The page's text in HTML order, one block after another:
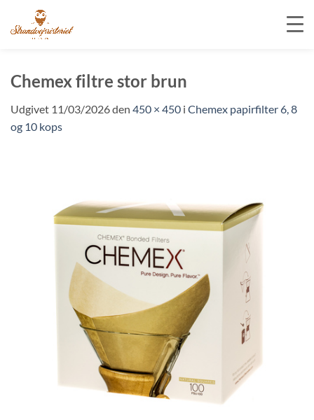
indhold
Chemex filtre stor brun
Udgivet 11/03/2026den 450 × 450 i Chemex papirfilter 6, 8
og 10 kops